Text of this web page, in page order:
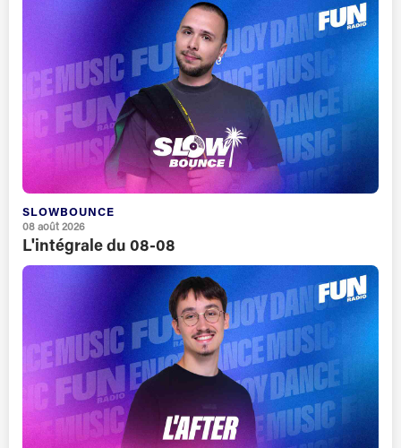
SLOWBOUNCE
08 août 2026
L'intégrale du 08-08